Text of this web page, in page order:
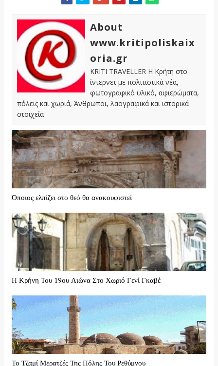
About
www.kritipoliskaix
oria.gr
KRITI TRAVELLER Η Κρήτη στο
ίντερνετ με πολιτιστικά νέα,
φωτογραφικό υλικό, αφιερώματα,
πόλεις και χωριά, Άνθρωποι, λαογραφικά και ιστορικά
στοιχεία
Όποιος ελπίζει στο θεό θα ανακουφιστεί
Η Κρήνη Του 19ου Αιώνα Στο Χωριό Γενί Γκαβέ
Το Τζαμί Μερατζές Της Πόλης Του Ρεθύμνου